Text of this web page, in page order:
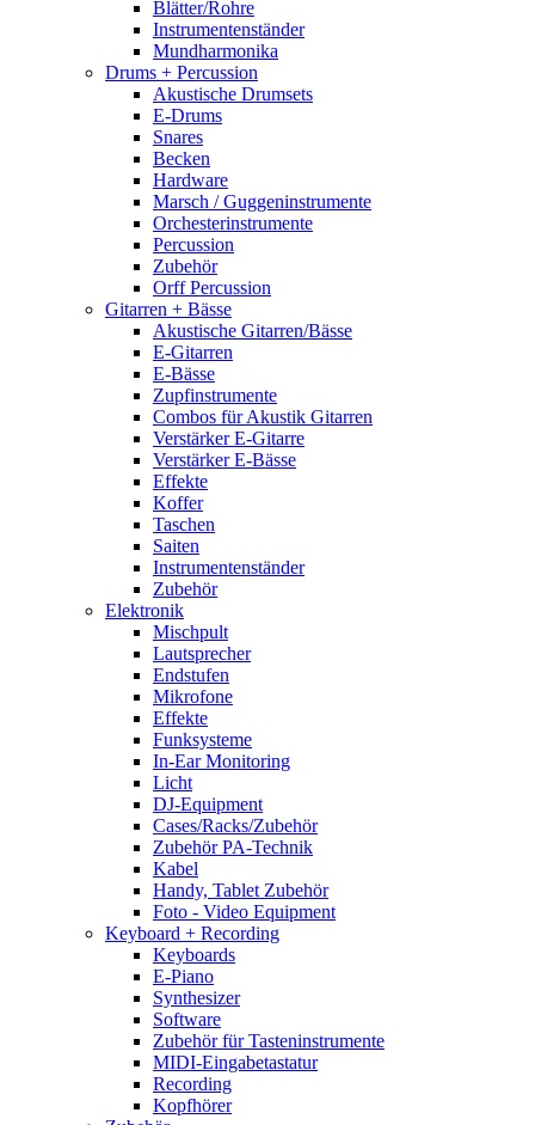
Blätter/Rohre
Instrumentenständer
Mundharmonika
Drums + Percussion
Akustische Drumsets
E-Drums
Snares
Becken
Hardware
Marsch / Guggeninstrumente
Orchesterinstrumente
Percussion
Zubehör
Orff Percussion
Gitarren + Bässe
Akustische Gitarren/Bässe
E-Gitarren
E-Bässe
Zupfinstrumente
Combos für Akustik Gitarren
Verstärker E-Gitarre
Verstärker E-Bässe
Effekte
Koffer
Taschen
Saiten
Instrumentenständer
Zubehör
Elektronik
Mischpult
Lautsprecher
Endstufen
Mikrofone
Effekte
Funksysteme
In-Ear Monitoring
Licht
DJ-Equipment
Cases/Racks/Zubehör
Zubehör PA-Technik
Kabel
Handy, Tablet Zubehör
Foto - Video Equipment
Keyboard + Recording
Keyboards
E-Piano
Synthesizer
Software
Zubehör für Tasteninstrumente
MIDI-Eingabetastatur
Recording
Kopfhörer